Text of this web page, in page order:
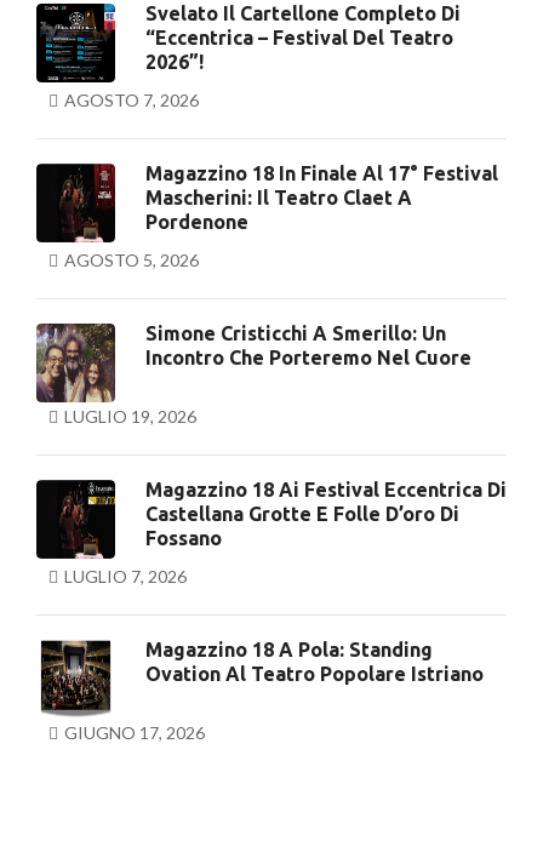
Svelato Il Cartellone Completo Di
“Eccentrica – Festival Del Teatro
2026”!
AGOSTO 7, 2026
Magazzino 18 In Finale Al 17° Festival
Mascherini: Il Teatro Claet A
Pordenone
AGOSTO 5, 2026
Simone Cristicchi A Smerillo: Un
Incontro Che Porteremo Nel Cuore
LUGLIO 19, 2026
Magazzino 18 Ai Festival Eccentrica Di
Castellana Grotte E Folle D’oro Di
Fossano
LUGLIO 7, 2026
Magazzino 18 A Pola: Standing
Ovation Al Teatro Popolare Istriano
GIUGNO 17, 2026